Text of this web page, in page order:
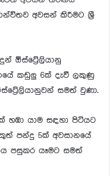
අවසන් කිරීමට ශ්‍රී
ඕස්ට්‍රේලියානු
කඩුලු 6ක් දැවී ලකුණු
සමත් වුණා.
හඹා යාම සඳහා පිටියට
පන්දු 5ක් අවසානයේ
පසුකර යෑමට සමත්